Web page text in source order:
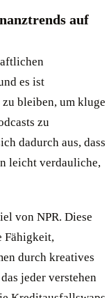
auf
es ist
bleiben, um kluge
zu
dadurch aus, dass
leicht verdauliche,
von NPR. Diese
Fähigkeit,
durch kreatives
jeder verstehen